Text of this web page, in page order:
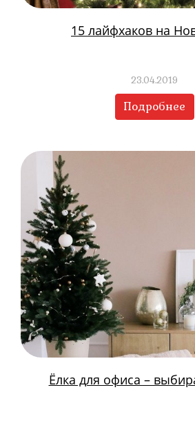
15 лайфхаков на
23.04.2019
Подробнее
Ёлка для офиса –